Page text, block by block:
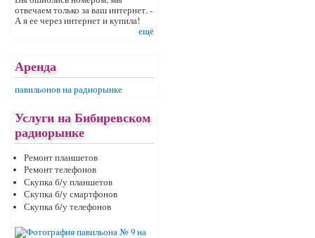
отвечаем только за ваш интернет. -
А я ее через интернет и купила!
ещё
Аренда
павильонов на радиорынке
Услуги на Бибиревском
радиорынке
Ремонт планшетов
Ремонт телефонов
Скупка б/у планшетов
Скупка б/у смартфонов
Скупка б/у телефонов